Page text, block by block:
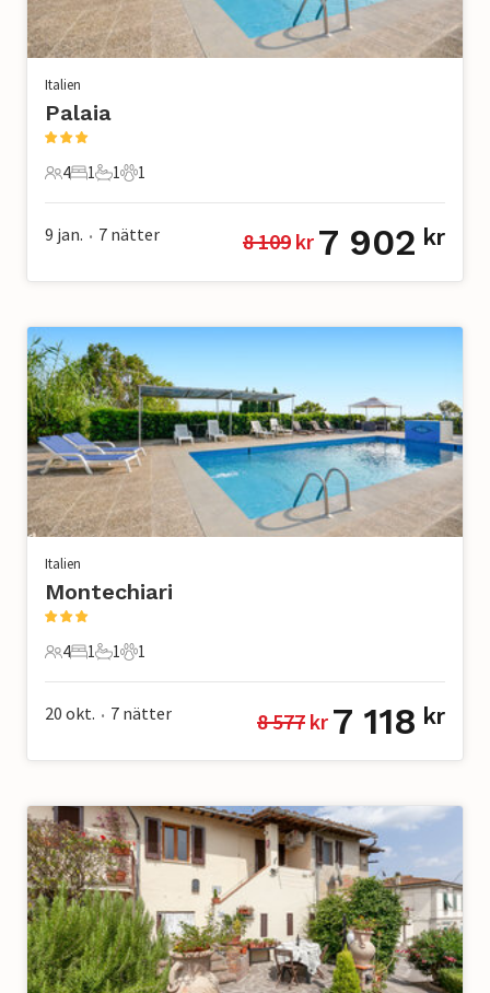
Italien
Palaia
4 Gäster
4
1 Sovrum
1
1 Badrum
1
1 Husdjur
1
9 jan. • 7 nätter 8 109 kr 7 902 kr
Italien
Montechiari
4 Gäster
4
1 Sovrum
1
1 Badrum
1
1 Husdjur
1
20 okt. • 7 nätter 8 577 kr 7 118 kr